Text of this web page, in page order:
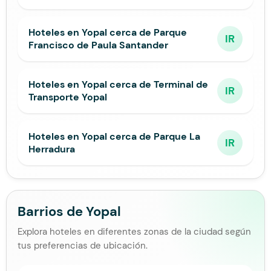
Hoteles en Yopal cerca de Parque
Francisco de Paula Santander
IR
Hoteles en Yopal cerca de Terminal de
Transporte Yopal
IR
Hoteles en Yopal cerca de Parque La
Herradura
IR
Barrios de Yopal
Explora hoteles en diferentes zonas de la ciudad según
tus preferencias de ubicación.